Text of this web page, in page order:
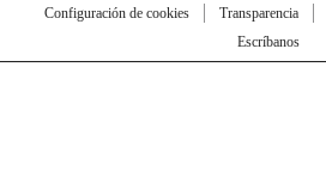
Configuración de cookies
Transparencia
Escríbanos